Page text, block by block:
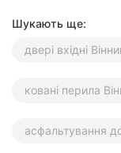
Шукають ще:
двері вхідні
ковані перила
асфальтування